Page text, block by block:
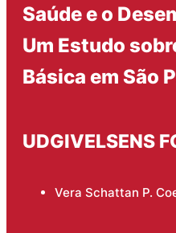
Saúde e o
Um Estudo
Básica em São
UDGIVELSENS
Vera Schattan P.